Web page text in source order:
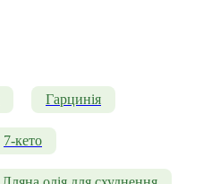
Гарцинія
7-кето